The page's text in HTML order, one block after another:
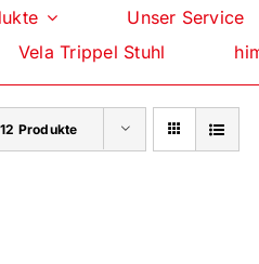
Unser Service
Vela Trippel Stuhl
12 Produkte